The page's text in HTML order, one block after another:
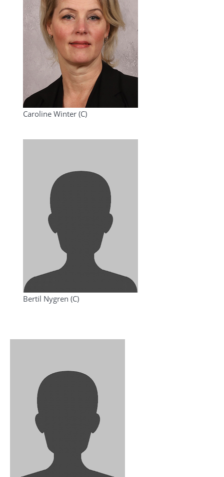
Caroline Winter (C)
Bertil Nygren (C)